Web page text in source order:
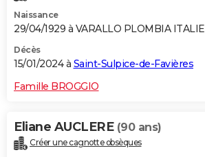
COPAINS D'AVANT
S'inscrire
Se connecter
Lycées
Collèges
Primaires
Universités
Entreprises
Service militaire
Avis de recherche
AVIS DE DÉCÈS
Naissance
29/04/1929 à VARALLO PLOMBIA ITALIE
Décès
15/01/2024 à Saint-Sulpice-de-Favières
Famille BROGGIO
Eliane AUCLERE (90 ans)
Créer une cagnotte obsèques